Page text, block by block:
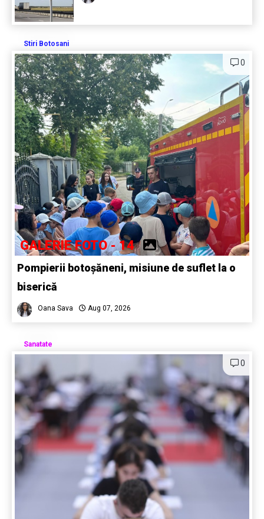
Stiri Botosani
0
GALERIE FOTO - 14
Pompierii botoșăneni, misiune de suflet la o
biserică
Oana Sava Aug 07, 2026
Sanatate
0